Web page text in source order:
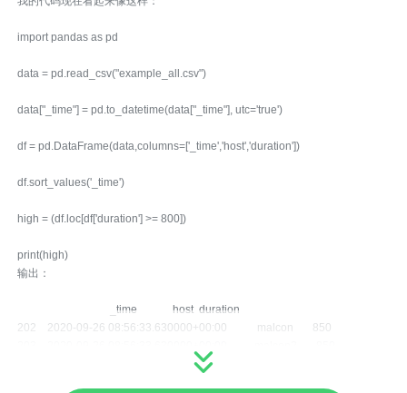
import pandas as pd
data = pd.read_csv("example_all.csv")
data["_time"] = pd.to_datetime(data["_time"], utc='true')
df = pd.DataFrame(data,columns=['_time','host','duration'])
df.sort_values('_time')
high = (df.loc[df['duration'] >= 800])
print(high)
输出：
_time host duration
202 2020-09-26 08:56:33.630000+00:00 malcon 850
702 2020-09-25 19:26:05.573000+00:00 malcon 878